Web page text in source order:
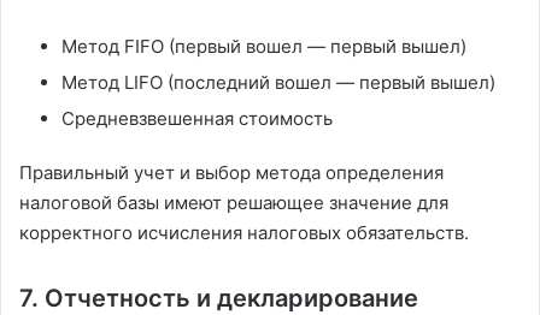
Метод FIFO (первый вошел — первый вышел)
Метод LIFO (последний вошел — первый вышел)
Средневзвешенная стоимость
Правильный учет и выбор метода определения
налоговой базы имеют решающее значение для
корректного исчисления налоговых обязательств.
7. Отчетность и декларирование